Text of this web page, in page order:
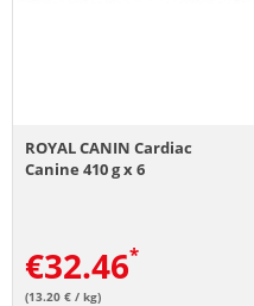
ROYAL CANIN Cardiac
Canine 410 g x 6
€32.46
(13.20 € / kg)